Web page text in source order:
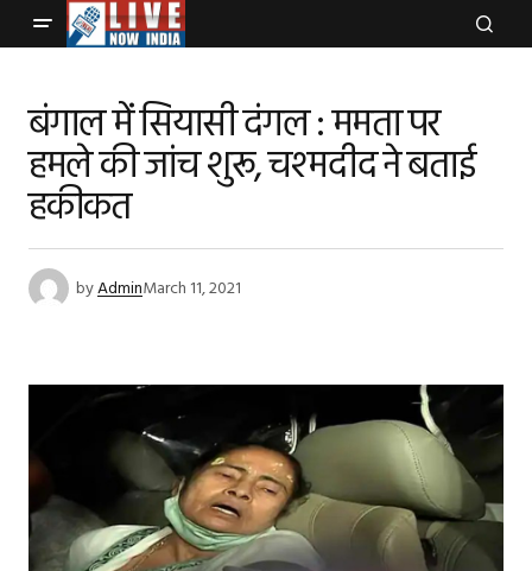
बंगाल में सियासी दंगल : ममता पर
हमले की जांच शुरू, चश्मदीद ने बताई
हकीकत
byAdminMarch 11, 2021